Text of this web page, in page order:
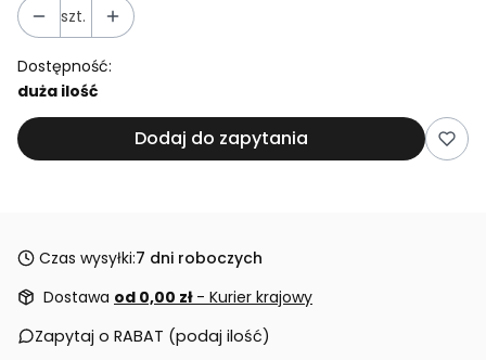
szt.
Dostępność:
duża ilość
Dodaj do zapytania
Czas wysyłki:7 dni roboczych
Dostawa od 0,00 zł - Kurier krajowy
Zapytaj o RABAT (podaj ilość)